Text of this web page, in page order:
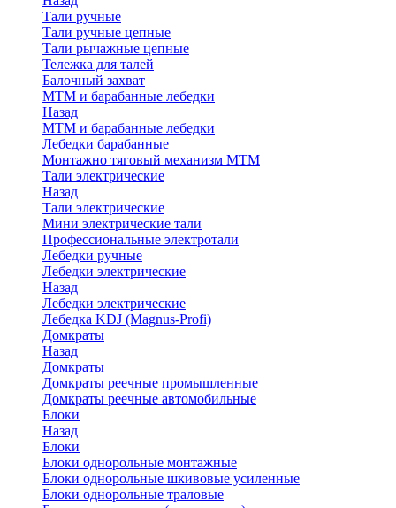
Тали ручные
Тали ручные цепные
Тали рычажные цепные
Тележка для талей
Балочный захват
МТМ и барабанные лебедки
Назад
МТМ и барабанные лебедки
Лебедки барабанные
Монтажно тяговый механизм МТМ
Тали электрические
Назад
Тали электрические
Мини электрические тали
Профессиональные электротали
Лебедки ручные
Лебедки электрические
Назад
Лебедки электрические
Лебедка KDJ (Magnus-Profi)
Домкраты
Назад
Домкраты
Домкраты реечные промышленные
Домкраты реечные автомобильные
Блоки
Назад
Блоки
Блоки однорольные монтажные
Блоки однорольные шкивовые усиленные
Блоки однорольные траловые